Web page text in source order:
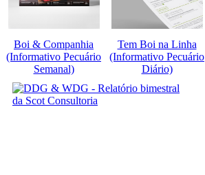
Boi & Companhia
(Informativo Pecuário
Semanal)
Tem Boi na Linha
(Informativo Pecuário
Diário)